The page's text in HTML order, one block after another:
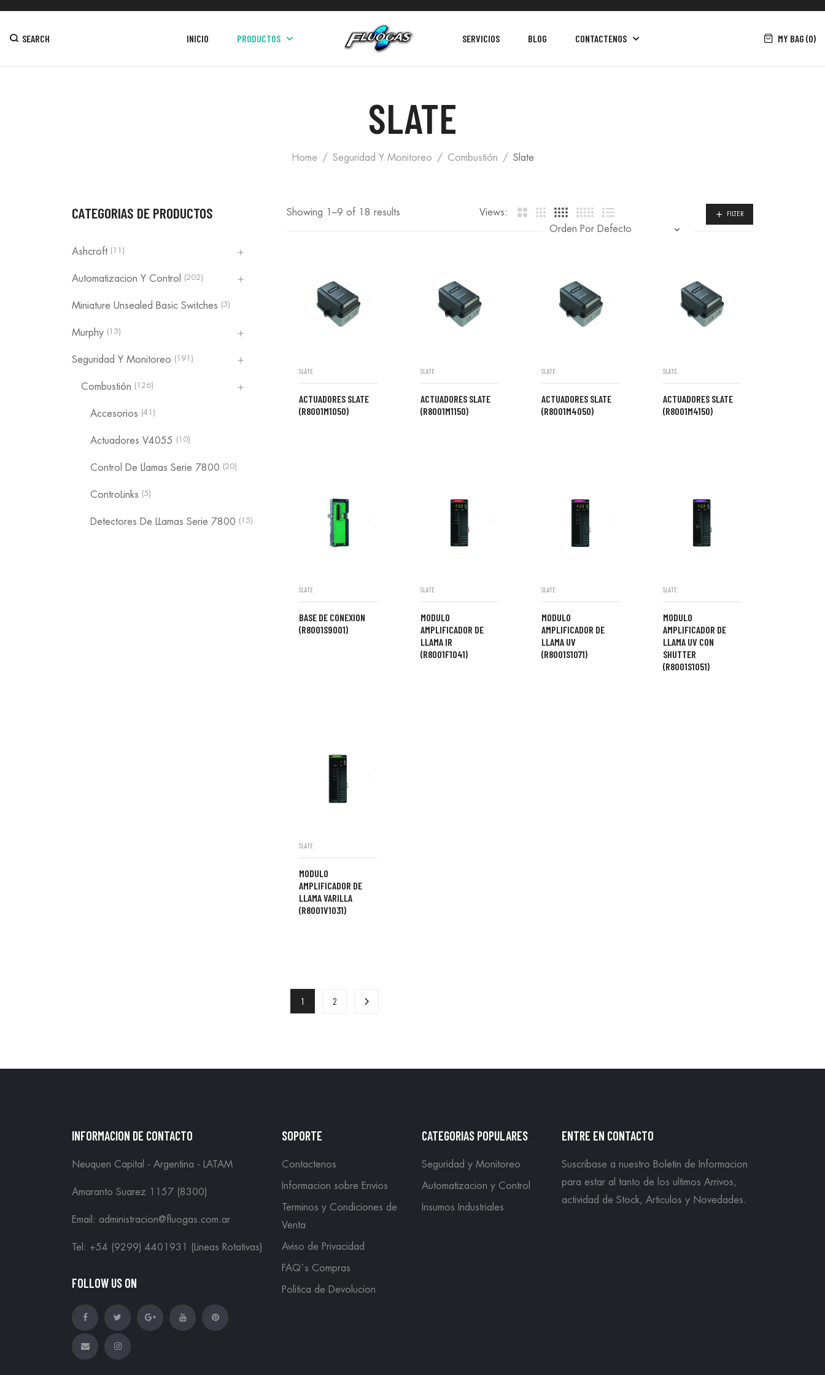
SEARCH INICIO PRODUCTOS SERVICIOS BLOG CONTACTENOS MY BAG (0)
SLATE
Home Seguridad Y Monitoreo Combustión Slate
Showing 1–9 of 18 results Views: FILTER
SLATE
ACTUADORES SLATE
(R8001M1050)
SLATE
ACTUADORES SLATE
(R8001M1150)
SLATE
ACTUADORES SLATE
(R8001M4050)
SLATE
ACTUADORES SLATE
(R8001M4150)
SLATE
BASE DE CONEXION
(R8001S9001)
SLATE
MODULO
AMPLIFICADOR DE
LLAMA IR
(R8001F1041)
SLATE
MODULO
AMPLIFICADOR DE
LLAMA UV
(R8001S1071)
SLATE
MODULO
AMPLIFICADOR DE
LLAMA UV CON
SHUTTER
(R8001S1051)
SLATE
MODULO
AMPLIFICADOR DE
LLAMA VARILLA
(R8001V1031)
1 2
CATEGORIAS DE PRODUCTOS
Ashcroft (11)
Automatizacion Y Control (202)
Miniature Unsealed Basic Switches (3)
Murphy (13)
Seguridad Y Monitoreo (191)
Combustión (126)
Accesorios (41)
Actuadores V4055 (10)
Control De Llamas Serie 7800 (20)
ControLinks (5)
Detectores De LLamas Serie 7800 (15)
INFORMACION DE CONTACTO
Neuquen Capital - Argentina - LATAM
Amaranto Suarez 1157 (8300)
Email: administracion@fluogas.com.ar
Tel: +54 (9299) 4401931 (Lineas Rotativas)
FOLLOW US ON
SOPORTE
Contactenos
Informacion sobre Envios
Terminos y Condiciones de
Venta
Aviso de Privacidad
FAQ´s Compras
Politica de Devolucion
CATEGORIAS POPULARES
Seguridad y Monitoreo
Automatizacion y Control
Insumos Industriales
ENTRE EN CONTACTO
Suscribase a nuestro Boletin de Informacion
para estar al tanto de los ultimos Arrivos,
actividad de Stock, Articulos y Novedades.